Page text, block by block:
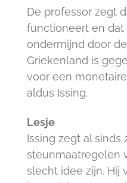
De professor zegt
functioneert en dat
ondermijnd door
Griekenland is
voor een
aldus Issing.
Lesje
Issing zegt al sinds
steunmaatregelen
slecht idee zijn. Hij